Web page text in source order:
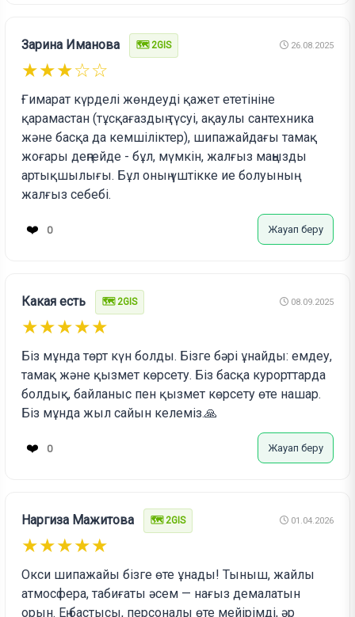
Зарина Иманова 🗺️ 2GIS 26.08.2025
★★★☆☆
Ғимарат күрделі жөндеуді қажет ететініне
қарамастан (тұсқағаздың түсуі, ақаулы сантехника
және басқа да кемшіліктер), шипажайдағы тамақ
жоғары деңгейде - бұл, мүмкін, жалғыз маңызды
артықшылығы. Бұл оның үштікке ие болуының
жалғыз себебі.
❤️ 0 Жауап беру
Какая есть 🗺️ 2GIS 08.09.2025
★★★★★
Біз мұнда төрт күн болды. Бізге бәрі ұнайды: емдеу,
тамақ және қызмет көрсету. Біз басқа курорттарда
болдық, байланыс пен қызмет көрсету өте нашар.
Біз мұнда жыл сайын келеміз.🙏
❤️ 0 Жауап беру
Наргиза Мажитова 🗺️ 2GIS 01.04.2026
★★★★★
Окси шипажайы бізге өте ұнады! Тыныш, жайлы
атмосфера, табиғаты әсем — нағыз демалатын
орын. Ең бастысы, персоналы өте мейірімді, әр